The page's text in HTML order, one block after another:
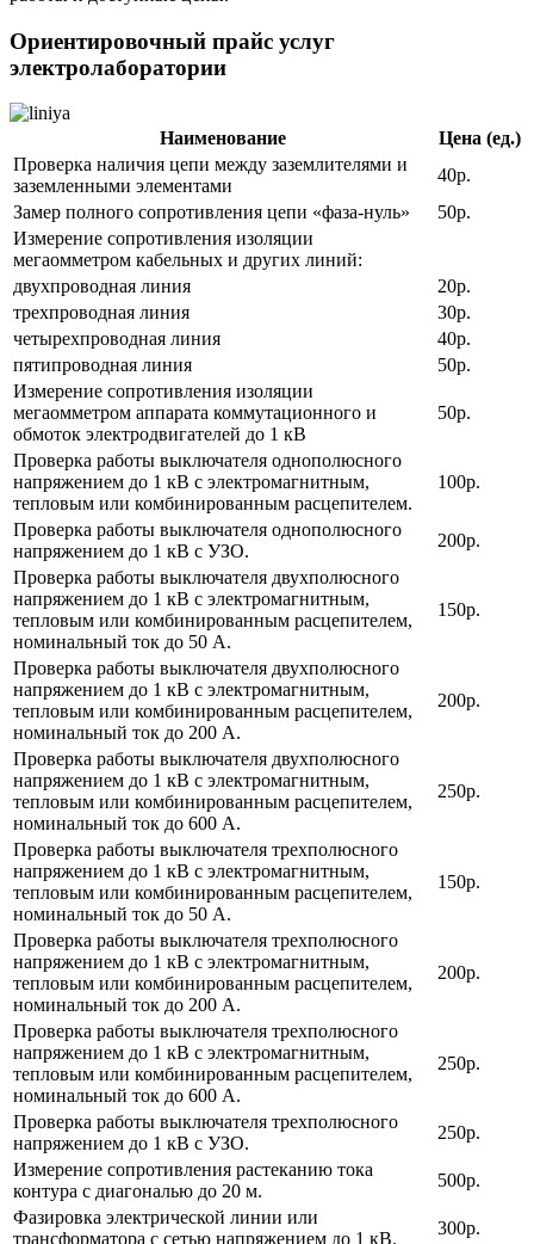
Ориентировочный прайс услуг
электролаборатории
Наименование
Цена (ед.)
Проверка наличия цепи между заземлителями и
заземленными элементами
40р.
Замер полного сопротивления цепи «фаза-нуль»
50р.
Измерение сопротивления изоляции
мегаомметром кабельных и других линий:
двухпроводная линия
20р.
трехпроводная линия
30р.
четырехпроводная линия
40р.
пятипроводная линия
50р.
Измерение сопротивления изоляции
мегаомметром аппарата коммутационного и
обмоток электродвигателей до 1 кВ
50р.
Проверка работы выключателя однополюсного
напряжением до 1 кВ с электромагнитным,
тепловым или комбинированным расцепителем.
100р.
Проверка работы выключателя однополюсного
напряжением до 1 кВ с УЗО.
200р.
Проверка работы выключателя двухполюсного
напряжением до 1 кВ с электромагнитным,
тепловым или комбинированным расцепителем,
номинальный ток до 50 А.
150р.
Проверка работы выключателя двухполюсного
напряжением до 1 кВ с электромагнитным,
тепловым или комбинированным расцепителем,
номинальный ток до 200 А.
200р.
Проверка работы выключателя двухполюсного
напряжением до 1 кВ с электромагнитным,
тепловым или комбинированным расцепителем,
номинальный ток до 600 А.
250р.
Проверка работы выключателя трехполюсного
напряжением до 1 кВ с электромагнитным,
тепловым или комбинированным расцепителем,
номинальный ток до 50 А.
150р.
Проверка работы выключателя трехполюсного
напряжением до 1 кВ с электромагнитным,
тепловым или комбинированным расцепителем,
номинальный ток до 200 А.
200р.
Проверка работы выключателя трехполюсного
напряжением до 1 кВ с электромагнитным,
тепловым или комбинированным расцепителем,
номинальный ток до 600 А.
250р.
Проверка работы выключателя трехполюсного
напряжением до 1 кВ с УЗО.
250р.
Измерение сопротивления растеканию тока
контура с диагональю до 20 м.
500р.
Фазировка электрической линии или
трансформатора с сетью напряжением до 1 кВ.
300р.